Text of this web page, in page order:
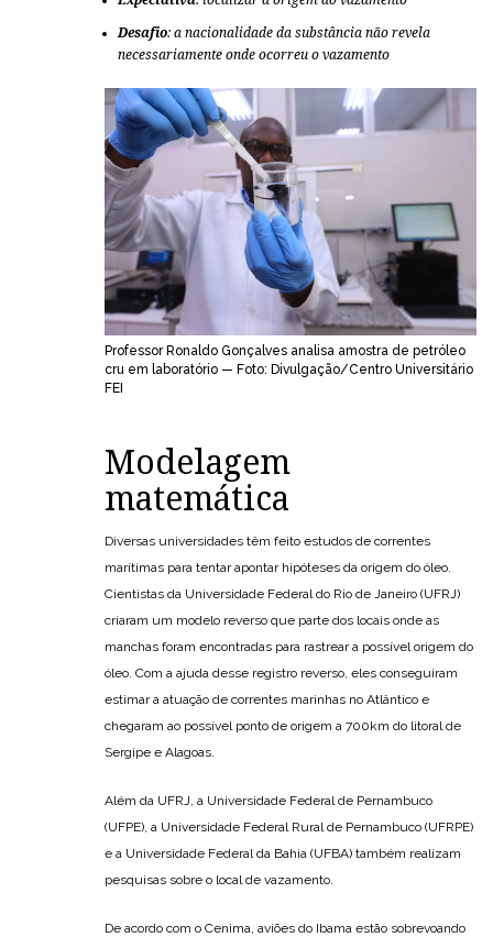
Desafio: a nacionalidade da substância não revela
necessariamente onde ocorreu o vazamento
Professor Ronaldo Gonçalves analisa amostra de petróleo
cru em laboratório — Foto: Divulgação/Centro Universitário
FEI
Modelagem
matemática
Diversas universidades têm feito estudos de correntes
marítimas para tentar apontar hipóteses da origem do óleo.
Cientistas da Universidade Federal do Rio de Janeiro (UFRJ)
criaram um modelo reverso que parte dos locais onde as
manchas foram encontradas para rastrear a possível origem do
óleo. Com a ajuda desse registro reverso, eles conseguiram
estimar a atuação de correntes marinhas no Atlântico e
chegaram ao possível ponto de origem a 700km do litoral de
Sergipe e Alagoas.
Além da UFRJ, a Universidade Federal de Pernambuco
(UFPE), a Universidade Federal Rural de Pernambuco (UFRPE)
e a Universidade Federal da Bahia (UFBA) também realizam
pesquisas sobre o local de vazamento.
De acordo com o Cenima, aviões do Ibama estão sobrevoando